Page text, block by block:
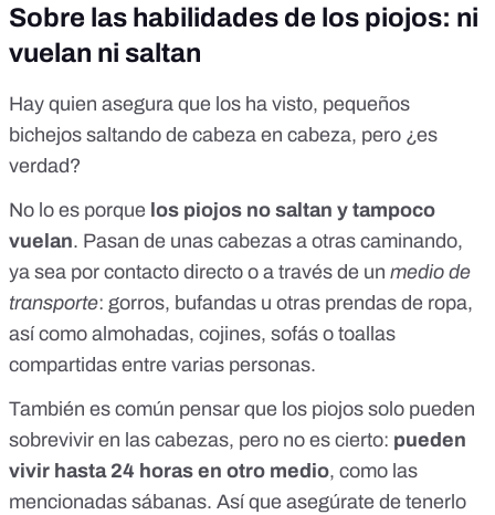
Sobre las habilidades de los piojos: ni
vuelan ni saltan
Hay quien asegura que los ha visto, pequeños
bichejos saltando de cabeza en cabeza, pero ¿es
verdad?
No lo es porque los piojos no saltan y tampoco
vuelan. Pasan de unas cabezas a otras caminando,
ya sea por contacto directo o a través de un medio de
transporte: gorros, bufandas u otras prendas de ropa,
así como almohadas, cojines, sofás o toallas
compartidas entre varias personas.
También es común pensar que los piojos solo pueden
sobrevivir en las cabezas, pero no es cierto: pueden
vivir hasta 24 horas en otro medio, como las
mencionadas sábanas. Así que asegúrate de tenerlo